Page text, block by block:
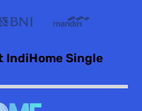
IndiHome Single